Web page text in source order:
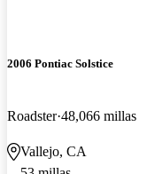
2006 Pontiac Solstice
Roadster 48,066 millas
Vallejo, CA